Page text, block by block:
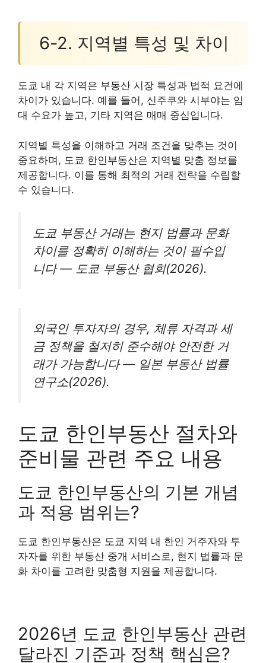
6-2. 지역별 특성 및 차이
도쿄 내 각 지역은 부동산 시장 특성과 법적 요건에
차이가 있습니다. 예를 들어, 신주쿠와 시부야는 임
대 수요가 높고, 기타 지역은 매매 중심입니다.
지역별 특성을 이해하고 거래 조건을 맞추는 것이
중요하며, 도쿄 한인부동산은 지역별 맞춤 정보를
제공합니다. 이를 통해 최적의 거래 전략을 수립할
수 있습니다.
도쿄 부동산 거래는 현지 법률과 문화
차이를 정확히 이해하는 것이 필수입
니다 — 도쿄 부동산 협회(2026).
외국인 투자자의 경우, 체류 자격과 세
금 정책을 철저히 준수해야 안전한 거
래가 가능합니다 — 일본 부동산 법률
연구소(2026).
도쿄 한인부동산 절차와
준비물 관련 주요 내용
도쿄 한인부동산의 기본 개념
과 적용 범위는?
도쿄 한인부동산은 도쿄 지역 내 한인 거주자와 투
자자를 위한 부동산 중개 서비스로, 현지 법률과 문
화 차이를 고려한 맞춤형 지원을 제공합니다.
2026년 도쿄 한인부동산 관련
달라진 기준과 정책 핵심은?